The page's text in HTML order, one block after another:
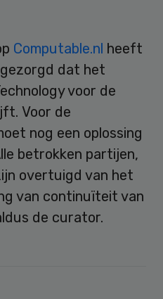
Computable.nl heeft
dat het
voor de
Voor de
nog een oplossing
betrokken partijen,
overtuigd van het
van continuïteit van
de curator.